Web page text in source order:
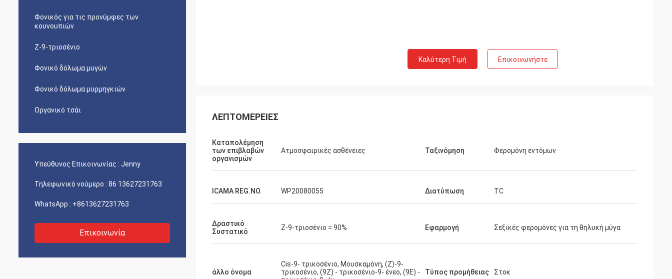
Φονικός για τις προνύμφες των
κουνουπιών
Ζ-9-τριοσένιο
Φονικό δόλωμα μυγών
Φονικό δόλωμα μυρμηγκιών
Οργανικό τσάι
Υπεύθυνος Επικοινωνίας : Jenny
Τηλεφωνικό νούμερο : 86 13627231763
WhatsApp : +8613627231763
Επικοινωνία
Καλύτερη Τιμή Επικοινωνήστε
ΛΕΠΤΟΜΈΡΕΙΕΣ
Καταπολέμηση
των επιβλαβών
οργανισμών
Ατμοσφαιρικές ασθένειες Ταξινόμηση Φερομόνη εντόμων
ICAMA REG.NO. WP20080055 Διατύπωση TC
Δραστικό
Συστατικό
Z-9-τριοσένιο = 90% Εφαρμογή Σεξικές φερομόνες για τη θηλυκή μύγα
άλλο όνομα
Cis-9- τρικοσένιο, Μουσκαμόνη, (Z)-9-
τρικοσένιο, (9Z) - τρικοσένιο-9- ένεο, (9E) -
Τύπος προμήθειας Στοκ